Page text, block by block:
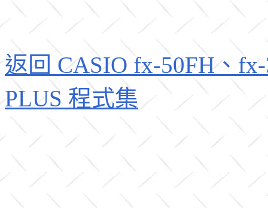
返回 CASIO fx-50FH、
PLUS 程式集